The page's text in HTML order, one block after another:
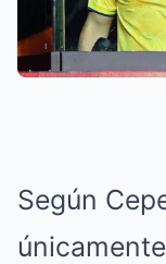
Según